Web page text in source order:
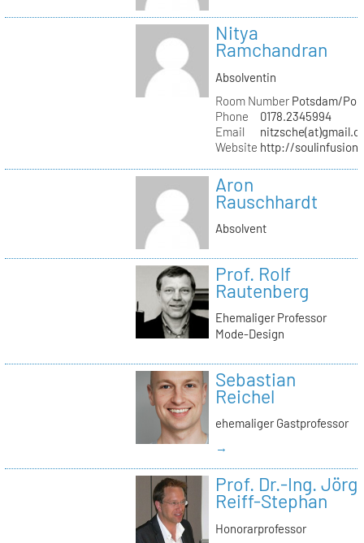
Nitya
Ramchandran
Absolventin
Room NumberPotsdam/
Phone
0178.2345994
Email
Website http://
Aron
Rauschhardt
Absolvent
Prof. Rolf
Rautenberg
Ehemaliger Professor
Mode-Design
Sebastian
Reichel
ehemaliger Gastprofessor
→
Prof. Dr.-Ing. Jörg
Reiff-Stephan
Honorarprofessor